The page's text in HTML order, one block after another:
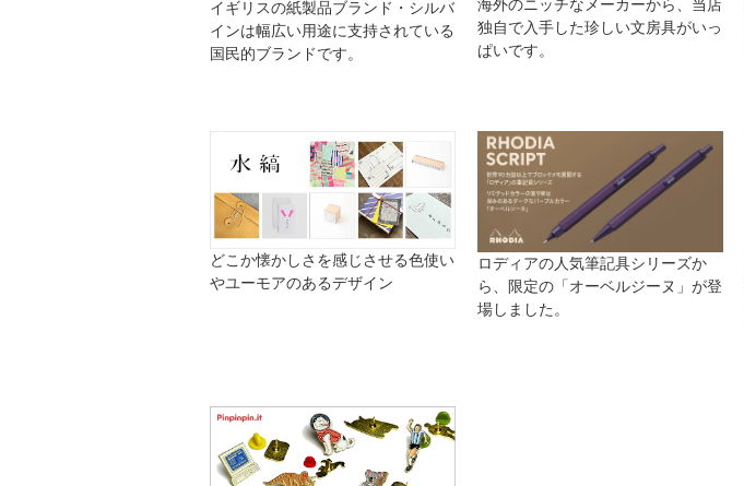
イギリスの紙製品ブランド・シルバ
インは幅広い用途に支持されている
国民的ブランドです。
海外のニッチなメーカーから、当店
独自で入手した珍しい文房具がいっ
ぱいです。
どこか懐かしさを感じさせる色使い
やユーモアのあるデザイン
ロディアの人気筆記具シリーズか
ら、限定の「オーベルジーヌ」が登
場しました。